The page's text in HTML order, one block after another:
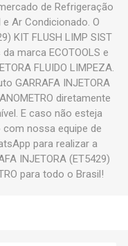
de Refrigeração
Ar Condicionado. O
KIT FLUSH LIMP SIST
marca ECOTOOLS e
FLUIDO LIMPEZA.
GARRAFA INJETORA
diretamente
E caso não esteja
nossa equipe de
para realizar a
INJETORA (ET5429)
para todo o Brasil!